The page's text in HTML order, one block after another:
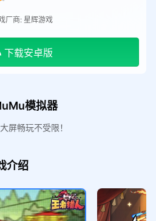
厂商: 星辉游戏
下载安卓版
模拟器
屏畅玩不受限！
介绍